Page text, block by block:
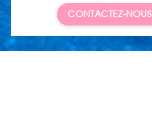
CONTACTEZ-NOUS